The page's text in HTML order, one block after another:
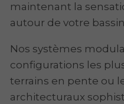
maintenant la
autour de votre
Nos systèmes
configurations les
terrains en pente ou
architecturaux